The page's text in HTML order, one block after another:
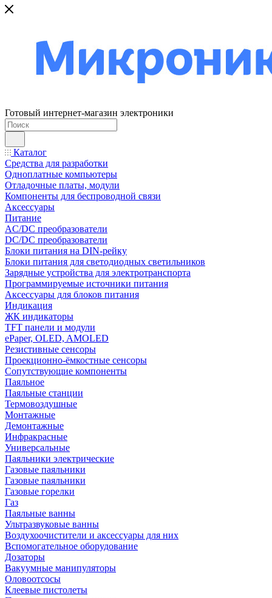
Готовый интернет-магазин электроники
Каталог
Средства для разработки
Одноплатные компьютеры
Отладочные платы, модули
Компоненты для беспроводной связи
Аксессуары
Питание
AC/DC преобразователи
DC/DC преобразователи
Блоки питания на DIN-рейку
Блоки питания для светодиодных светильников
Зарядные устройства для электротранспорта
Программируемые источники питания
Аксессуары для блоков питания
Индикация
ЖК индикаторы
TFT панели и модули
ePaper, OLED, AMOLED
Резистивные сенсоры
Проекционно-ёмкостные сенсоры
Сопутствующие компоненты
Паяльное
Паяльные станции
Термовоздушные
Монтажные
Демонтажные
Инфракрасные
Универсальные
Паяльники электрические
Газовые паяльники
Газовые паяльники
Газовые горелки
Газ
Паяльные ванны
Ультразвуковые ванны
Воздухоочистители и аксессуары для них
Вспомогательное оборудование
Дозаторы
Вакуумные манипуляторы
Оловоотсосы
Клеевые пистолеты